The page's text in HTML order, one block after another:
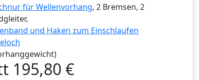
für Wellenvorhang, 2 Bremsen, 2
und Haken zum Einschlaufen
195,80 €